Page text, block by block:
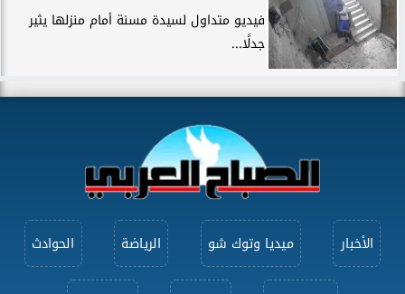
فيديو متداول لسيدة مسنة أمام منزلها يثير
جدلًا...
الأخبار ميديا وتوك شو الرياضة الحوادث